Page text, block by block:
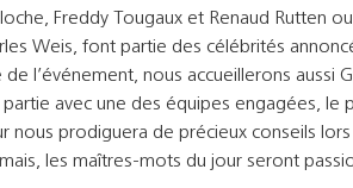
Freddy Tougaux et Renaud Rutten
Weis, font partie des célébrités
l’événement, nous accueillerons aussi
avec une des équipes engagées, le
nous prodiguera de précieux conseils lors
les maîtres-mots du jour seront